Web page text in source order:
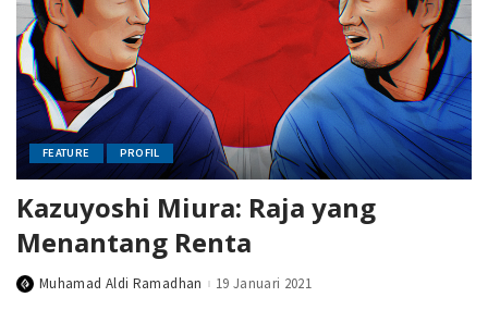
FEATURE PROFIL
Kazuyoshi Miura: Raja yang
Menantang Renta
PostedMuhamad Aldi Ramadhan 19 Januari 2021